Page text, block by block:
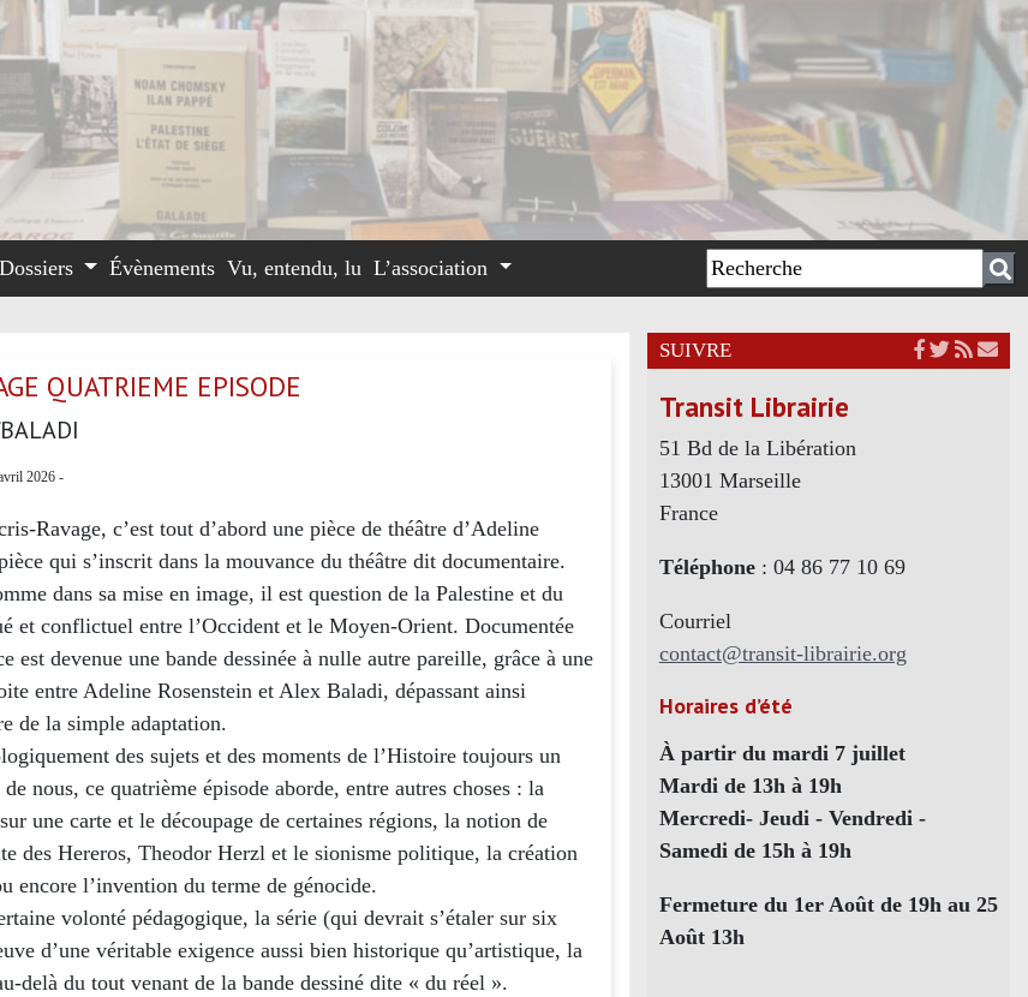
Dossiers Évènements Vu, entendu, lu L’association
QUATRIEME EPISODE
2026 -
Ravage, c’est tout d’abord une pièce de théâtre d’Adeline
qui s’inscrit dans la mouvance du théâtre dit documentaire.
dans sa mise en image, il est question de la Palestine et du
et conflictuel entre l’Occident et le Moyen-Orient. Documentée
est devenue une bande dessinée à nulle autre pareille, grâce à une
entre Adeline Rosenstein et Alex Baladi, dépassant ainsi
de la simple adaptation.
des sujets et des moments de l’Histoire toujours un
nous, ce quatrième épisode aborde, entre autres choses : la
une carte et le découpage de certaines régions, la notion de
des Hereros, Theodor Herzl et le sionisme politique, la création
encore l’invention du terme de génocide.
volonté pédagogique, la série (qui devrait s’étaler sur six
d’une véritable exigence aussi bien historique qu’artistique, la
delà du tout venant de la bande dessiné dite « du réel ».
SUIVRE
Transit Librairie
51 Bd de la Libération
13001 Marseille
France
Téléphone: 04 86 77 10 69
Courriel
contact@transit-librairie.org
Horaires d’été
À partir du mardi 7 juillet
Mardi de 13h à 19h
Mercredi- Jeudi - Vendredi -
Samedi de 15h à 19h
Fermeture du 1er Août de 19h au 25
Août 13h